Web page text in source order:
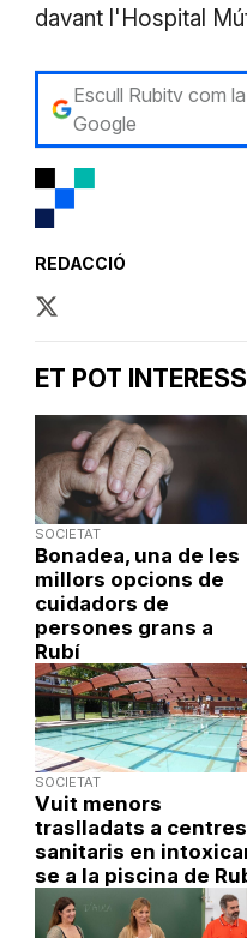
davant l'Hospital
Escull Rubitv com
Google
REDACCIÓ
ET POT
SOCIETAT
Bonadea, una de les
millors opcions de
cuidadors de
persones grans a
Rubí
SOCIETAT
Vuit menors
traslladats a centres
sanitaris en
se a la piscina de